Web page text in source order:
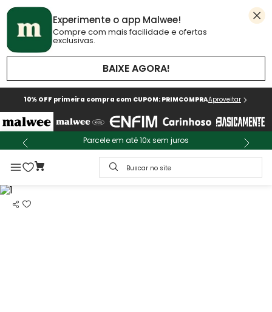
Experimente o app Malwee!
Compre com mais facilidade e ofertas
exclusivas.
BAIXE AGORA!
10% OFF primeira compra com CUPOM: PRIMCOMPRAAproveitar
Parcele em até 10x sem juros
Buscar no site